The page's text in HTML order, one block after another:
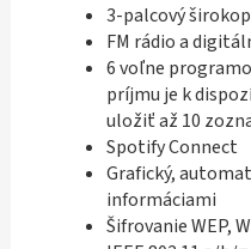
3-palcový
FM rádio a
6 voľne
príjmu je k
uložiť až 10
Spotify Connect
Grafický,
informáciami
Šifrovanie WEP,